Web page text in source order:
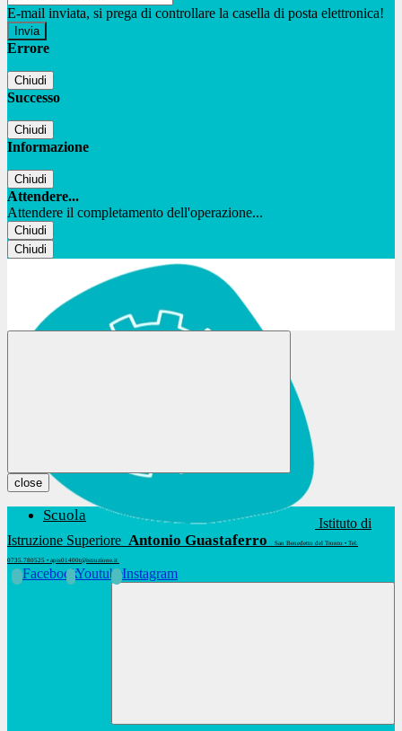
E-mail inviata, si prega di controllare la casella di posta elettronica!
Errore
Chiudi
Successo
Chiudi
Informazione
Chiudi
Attendere...
Attendere il completamento dell'operazione...
Chiudi
Chiudi
Istituto di
Istruzione Superiore Antonio Guastaferro San Benedetto del Tronto • Tel.
0735.780525 • apis01400t@istruzione.it
FacebookYoutubeInstagram
close
Scuola